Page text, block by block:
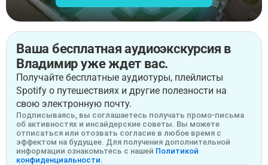
Ваша бесплатная аудиоэкскурсия в
Владимир уже ждет вас.
Получайте бесплатные аудиотуры, плейлисты
Spotify о путешествиях и другие полезности на
свою электронную почту.
Подписываясь, вы соглашаетесь получать промо-письма
об активностях и инсайдерские советы. Вы можете
отписаться или отозвать согласие в любое время с
эффектом на будущее. Для получения дополнительной
информации ознакомьтесь с нашей Политикой
конфиденциальности.